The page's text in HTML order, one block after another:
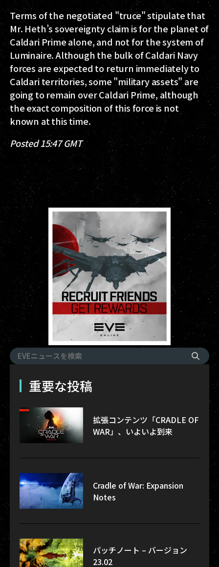
Terms of the negotiated "truce" stipulate that
Mr. Heth’s sovereignty claim is for the planet of
Caldari Prime alone, and not for the system of
Luminaire. Although the bulk of Caldari Navy
forces are expected to return immediately to
Caldari territories, some "military assets" are
going to remain over Caldari Prime, although
the exact composition of this force is not
known at this time.
Posted 15:47 GMT
重要な投稿
拡張コンテンツ「CRADLE OF
WAR」、いよいよ到来
Cradle of War: Expansion
Notes
パッチノート – バージョン
23.02